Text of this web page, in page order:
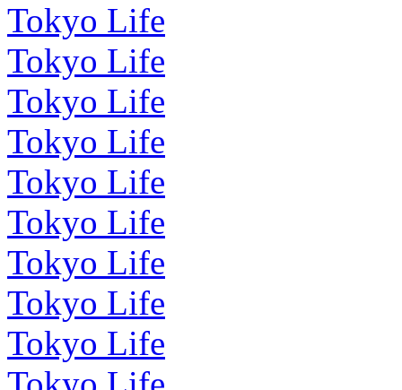
Tokyo Life
Tokyo Life
Tokyo Life
Tokyo Life
Tokyo Life
Tokyo Life
Tokyo Life
Tokyo Life
Tokyo Life